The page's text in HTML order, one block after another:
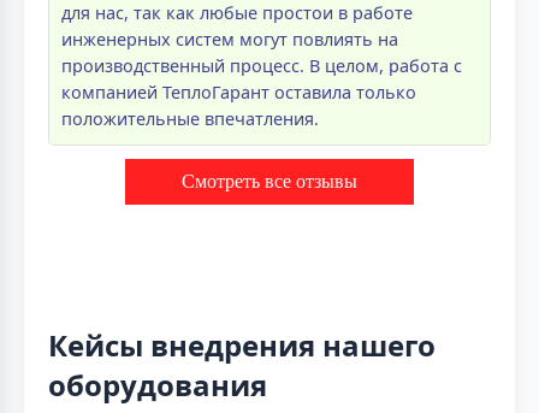
для нас, так как любые простои в работе
инженерных систем могут повлиять на
производственный процесс. В целом, работа с
компанией ТеплоГарант оставила только
положительные впечатления.
Смотреть все отзывы
Кейсы внедрения нашего
оборудования